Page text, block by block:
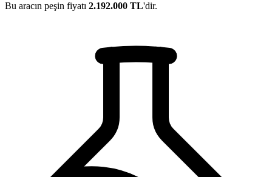
Bu aracın peşin fiyatı 2.192.000 TL'dir.